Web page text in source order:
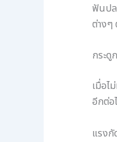
ฟันปล
ต่างๆ
กระดู
เมื่อไ
อีกต่อ
แรง